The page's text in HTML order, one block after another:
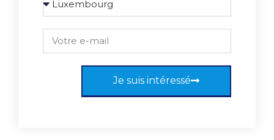
Je suis intéressé